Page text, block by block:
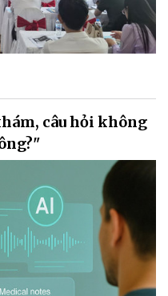
câu hỏi không